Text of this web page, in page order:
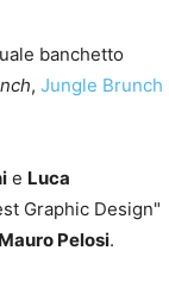
banchetto
, Jungle Brunch
e Luca
Graphic Design"
Mauro Pelosi.